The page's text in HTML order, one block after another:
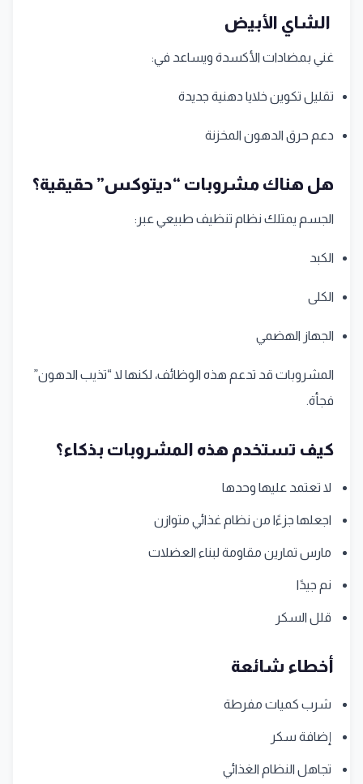
الشاي الأبيض
غني بمضادات الأكسدة ويساعد في:
تقليل تكوين خلايا دهنية جديدة
دعم حرق الدهون المخزنة
هل هناك مشروبات “ديتوكس” حقيقية؟
الجسم يمتلك نظام تنظيف طبيعي عبر:
الكبد
الكلى
الجهاز الهضمي
المشروبات قد تدعم هذه الوظائف، لكنها لا “تذيب الدهون”
فجأة.
كيف تستخدم هذه المشروبات بذكاء؟
لا تعتمد عليها وحدها
اجعلها جزءًا من نظام غذائي متوازن
مارس تمارين مقاومة لبناء العضلات
نم جيدًا
قلل السكر
أخطاء شائعة
شرب كميات مفرطة
إضافة سكر
تجاهل النظام الغذائي